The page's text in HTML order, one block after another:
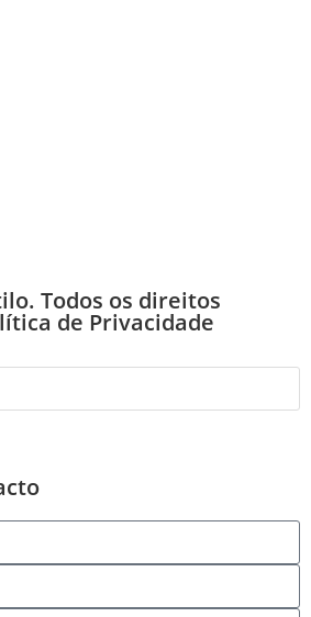
Todos os direitos
de Privacidade